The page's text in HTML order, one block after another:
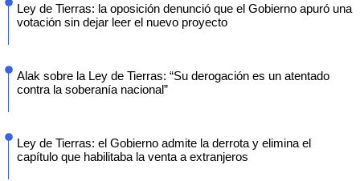
Ley de Tierras: la oposición denunció que el Gobierno apuró una
votación sin dejar leer el nuevo proyecto
Alak sobre la Ley de Tierras: “Su derogación es un atentado
contra la soberanía nacional”
Ley de Tierras: el Gobierno admite la derrota y elimina el
capítulo que habilitaba la venta a extranjeros